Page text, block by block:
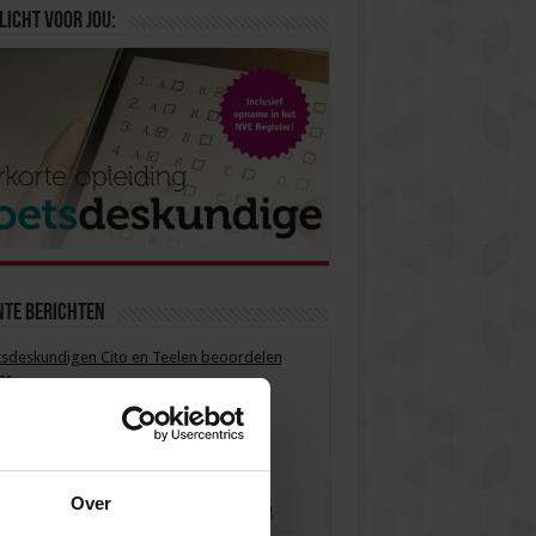
Over
voor jou:
berichten
Cito en Teelen beoordelen
examineren in het hoger onderwijs
je toetsdilemma’s en laat je inspireren!